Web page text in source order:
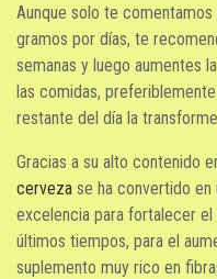
Aunque solo te
gramos por días, te
semanas y luego aumentes
las comidas,
restante del día la
Gracias a su alto contenido
cerveza se ha convertido
excelencia para fortalecer
últimos tiempos, para el
suplemento muy rico en